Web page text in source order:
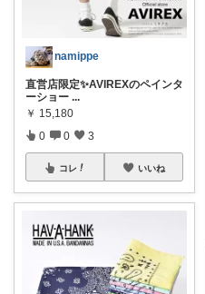
namippe
直営店限定✨AVIREXのペインタ
ーショー ...
￥ 15,180
0 0 3
コレ いいね